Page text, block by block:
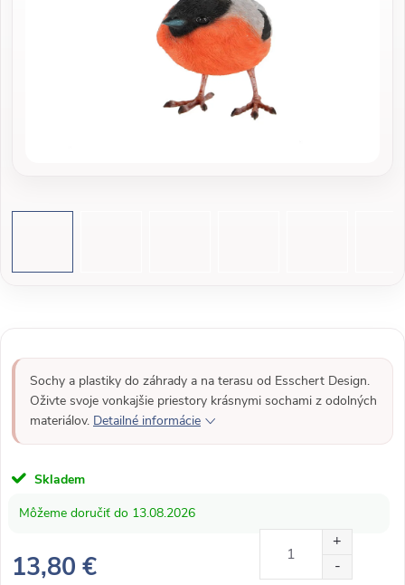
Sochy a plastiky do záhrady a na terasu od Esschert Design.
Oživte svoje vonkajšie priestory krásnymi sochami z odolných
materiálov. Detailné informácie
Skladem
13.08.2026
13,80 €